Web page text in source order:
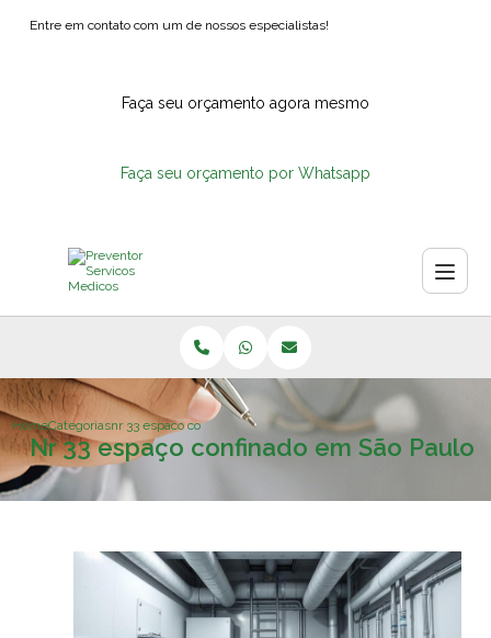
Entre em contato com um de nossos especialistas!
Faça seu orçamento agora mesmo
Faça seu orçamento por Whatsapp
HomeCategoriasnr 33 espaco confinado sao paulo
Nr 33 espaço confinado em São Paulo